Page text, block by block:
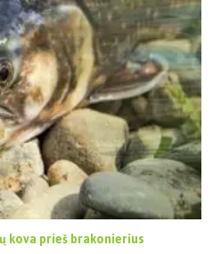
kova prieš brakonierius